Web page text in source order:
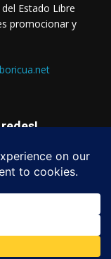
Estado Libre
promocionar y